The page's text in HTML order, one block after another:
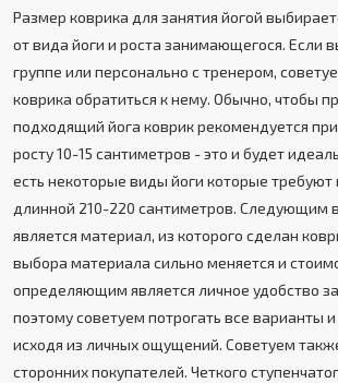
Размер коврика для занятия йогой
от вида йоги и роста занимающегося. Если
группе или персонально с тренером,
коврика обратиться к нему. Обычно, чтобы
подходящий йога коврик рекомендуется
росту 10-15 сантиметров - это и будет
есть некоторые виды йоги которые требуют
длинной 210-220 сантиметров. Следующим
является материал, из которого сделан
выбора материала сильно меняется и
определяющим является личное удобство
поэтому советуем потрогать все варианты
исходя из личных ощущений. Советуем
сторонних покупателей. Четкого